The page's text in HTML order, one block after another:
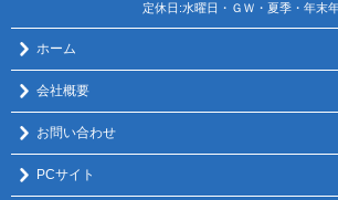
定休日:水曜日・ＧＷ・夏季・年末
ホーム
会社概要
お問い合わせ
PCサイト